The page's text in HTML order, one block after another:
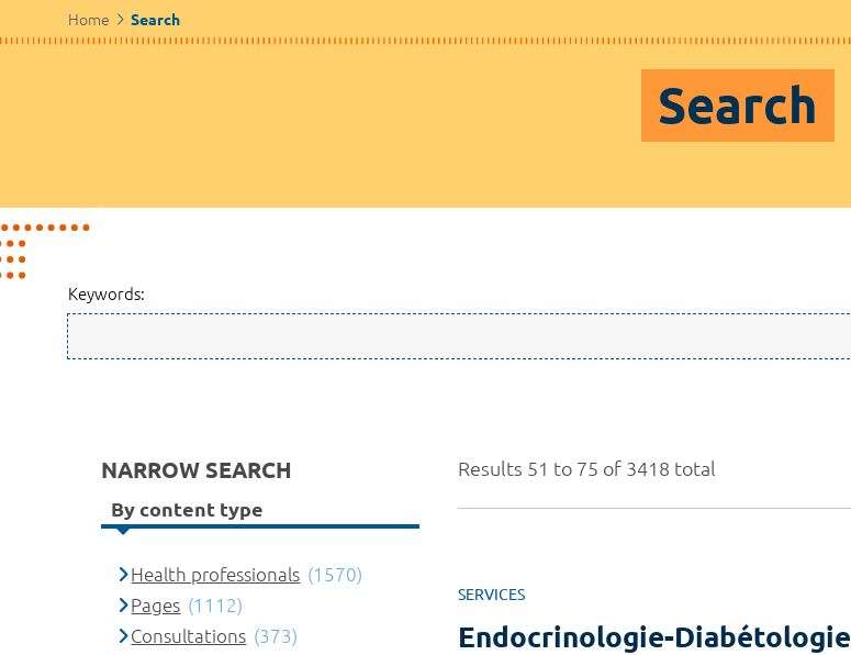
Home Search
Search
Keywords:
Results 51 to 75 of 3418 total
SERVICES
Endocrinologie-Diabétologie
NARROW SEARCH
By content type
Health professionals (1570)
Pages (1112)
Consultations (373)